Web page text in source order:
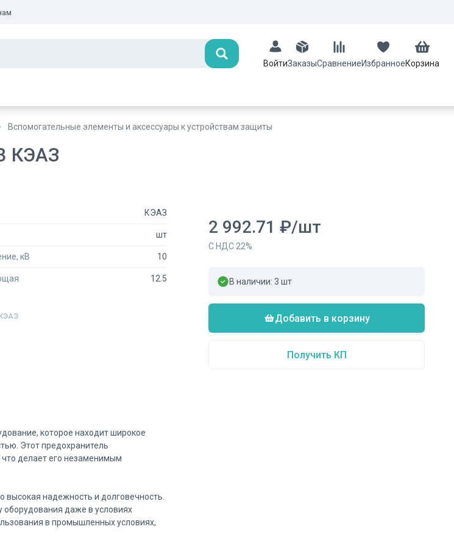
Поиск
ВойтиЗаказыСравнениеИзбранноеКорзина
Вспомогательные элементы и аксессуары к устройствам защиты
КЭАЗ
КЭАЗ
шт
кВ 10
12.5
которое находит широкое
Этот предохранитель
что делает его незаменимым
надежность и долговечность.
оборудования даже в условиях
в промышленных условиях,
2 992.71 ₽/шт
С НДС 22%
В наличии:3 шт
Добавить в корзину
Получить КП